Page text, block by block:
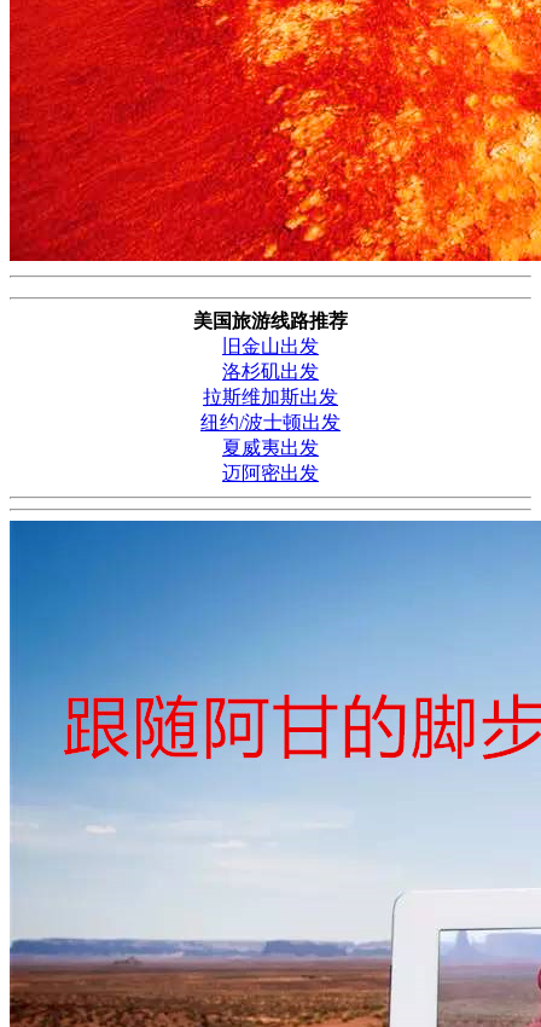
美国旅游线路推荐
旧金山出发
洛杉矶出发
拉斯维加斯出发
纽约/波士顿出发
夏威夷出发
迈阿密出发